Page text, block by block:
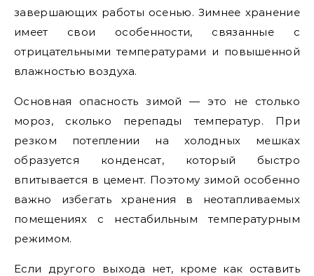
завершающих работы осенью. Зимнее хранение
имеет свои особенности, связанные с
отрицательными температурами и повышенной
влажностью воздуха.
Основная опасность зимой — это не столько
мороз, сколько перепады температур. При
резком потеплении на холодных мешках
образуется конденсат, который быстро
впитывается в цемент. Поэтому зимой особенно
важно избегать хранения в неотапливаемых
помещениях с нестабильным температурным
режимом.
Если другого выхода нет, кроме как оставить